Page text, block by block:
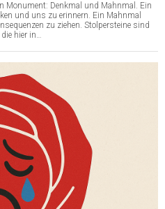
Monument: Denkmal und Mahnmal. Ein
und uns zu erinnern. Ein Mahnmal
zu ziehen. Stolpersteine sind
hier in…